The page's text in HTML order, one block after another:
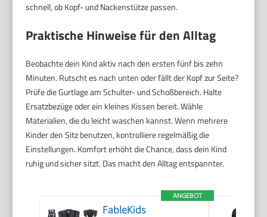
schnell, ob Kopf- und Nackenstütze passen.
Praktische Hinweise für den Alltag
Beobachte dein Kind aktiv nach den ersten fünf bis zehn
Minuten. Rutscht es nach unten oder fällt der Kopf zur Seite?
Prüfe die Gurtlage am Schulter- und Schoßbereich. Halte
Ersatzbezüge oder ein kleines Kissen bereit. Wähle
Materialien, die du leicht waschen kannst. Wenn mehrere
Kinder den Sitz benutzen, kontrolliere regelmäßig die
Einstellungen. Komfort erhöht die Chance, dass dein Kind
ruhig und sicher sitzt. Das macht den Alltag entspannter.
ANGEBOT
FableKids